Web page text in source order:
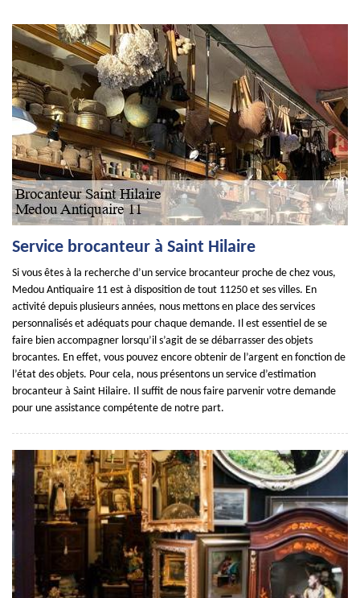
Service brocanteur à Saint Hilaire
Si vous êtes à la recherche d’un service brocanteur proche de chez vous,
Medou Antiquaire 11 est à disposition de tout 11250 et ses villes. En
activité depuis plusieurs années, nous mettons en place des services
personnalisés et adéquats pour chaque demande. Il est essentiel de se
faire bien accompagner lorsqu’il s’agit de se débarrasser des objets
brocantes. En effet, vous pouvez encore obtenir de l’argent en fonction de
l’état des objets. Pour cela, nous présentons un service d’estimation
brocanteur à Saint Hilaire. Il suffit de nous faire parvenir votre demande
pour une assistance compétente de notre part.